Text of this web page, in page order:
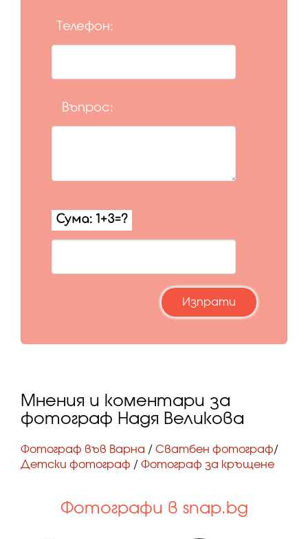
Телефон:
Въпрос:
Мнения и коментари за
фотограф Надя Великова
Фотограф във Варна / Сватбен фотограф/
Детски фотограф / Фотограф за кръщене
Фотографи в snap.bg